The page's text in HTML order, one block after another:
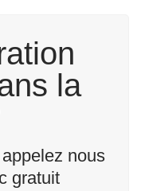
la
nous
gratuit